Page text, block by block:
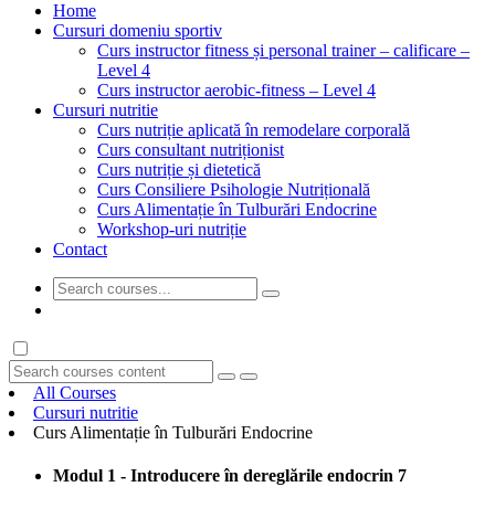
Home
Cursuri domeniu sportiv
Curs instructor fitness și personal trainer – calificare –
Level 4
Curs instructor aerobic-fitness – Level 4
Cursuri nutritie
Curs nutriție aplicată în remodelare corporală
Curs consultant nutriționist
Curs nutriție și dietetică
Curs Consiliere Psihologie Nutrițională
Curs Alimentație în Tulburări Endocrine
Workshop-uri nutriție
Contact
All Courses
Cursuri nutritie
Curs Alimentație în Tulburări Endocrine
Modul 1 - Introducere în dereglările endocrin 7